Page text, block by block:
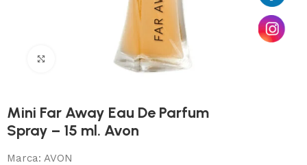
Haga Click para agrandar
Mini Far Away Eau De Parfum
Spray – 15 ml. Avon
Marca:AVON